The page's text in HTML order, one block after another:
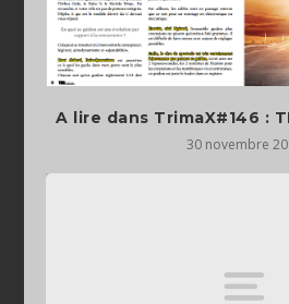
A lire dans TrimaX#146 :
30 novembre